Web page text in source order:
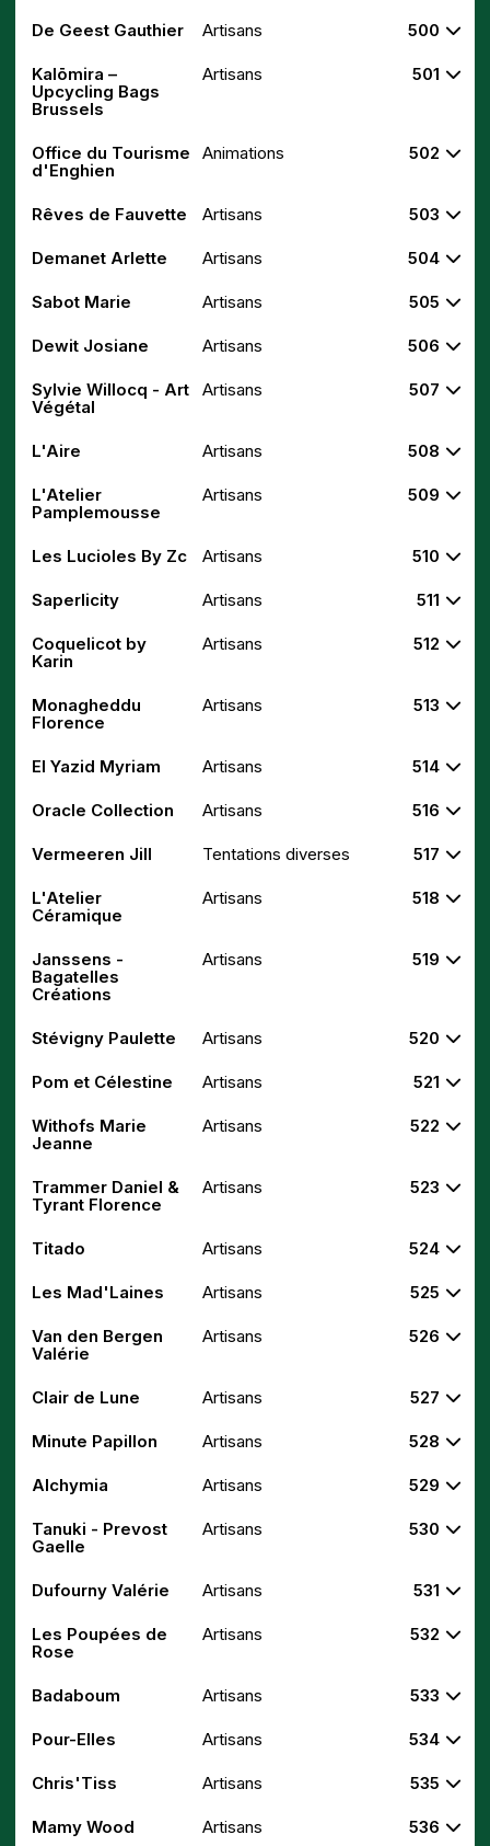
De Geest Gauthier Artisans 500
Kalōmira –
Upcycling Bags
Brussels
Artisans 501
Office du Tourisme
d'Enghien
Animations 502
Rêves de Fauvette Artisans 503
Demanet Arlette Artisans 504
Sabot Marie Artisans 505
Dewit Josiane Artisans 506
Sylvie Willocq - Art
Végétal
Artisans 507
L'Aire Artisans 508
L'Atelier
Pamplemousse
Artisans 509
Les Lucioles By Zc Artisans 510
Saperlicity Artisans 511
Coquelicot by
Karin
Artisans 512
Monagheddu
Florence
Artisans 513
El Yazid Myriam Artisans 514
Oracle Collection Artisans 516
Vermeeren Jill Tentations diverses 517
L'Atelier
Céramique
Artisans 518
Janssens -
Bagatelles
Créations
Artisans 519
Stévigny Paulette Artisans 520
Pom et Célestine Artisans 521
Withofs Marie
Jeanne
Artisans 522
Trammer Daniel &
Tyrant Florence
Artisans 523
Titado Artisans 524
Les Mad'Laines Artisans 525
Van den Bergen
Valérie
Artisans 526
Clair de Lune Artisans 527
Minute Papillon Artisans 528
Alchymia Artisans 529
Tanuki - Prevost
Gaelle
Artisans 530
Dufourny Valérie Artisans 531
Les Poupées de
Rose
Artisans 532
Badaboum Artisans 533
Pour-Elles Artisans 534
Chris'Tiss Artisans 535
Mamy Wood Artisans 536